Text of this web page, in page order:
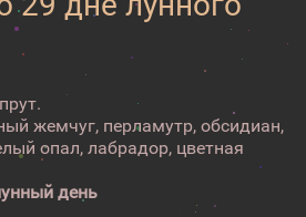
жемчуг, перламутр, обсидиан,
опал, лабрадор, цветная
день